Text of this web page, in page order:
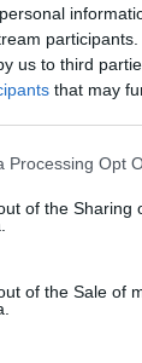
us to third
that may
Processing Opt
of the Sharing
of the Sale of
ADV